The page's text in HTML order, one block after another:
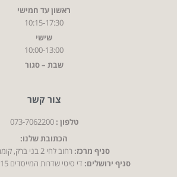
ראשון עד חמישי
10:15-17:30
שישי
10:00-13:00
שבת – סגור
צור קשר
טלפון : 073-7062200
הכתובת שלנו:
סניף מרכז:רחוב לחי 2 בני ברק, קומת קרקע
סניף ירושלים:די סיטי שדרות המייסדים 15 מעלה אדומים